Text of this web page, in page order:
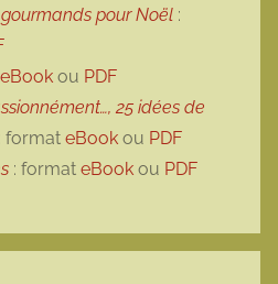
pour Noël :
eBook ou PDF
25 idées de
: format eBook ou PDF
: format eBook ou PDF